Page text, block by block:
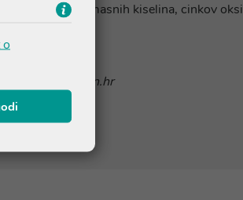
soli masnih kiselina, cinkov
o